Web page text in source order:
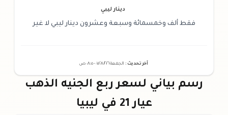
دينار ليبي
فقط ألف وخمسمائة وسبعة وعشرون دينار ليبي لا غير
آخر تحديث : الجمعة ٠٧ /٠٨/٢٠٢٦ - ٠٨:٠٥ ص
رسم بياني لسعر ربع الجنيه الذهب
عيار 21 في ليبيا